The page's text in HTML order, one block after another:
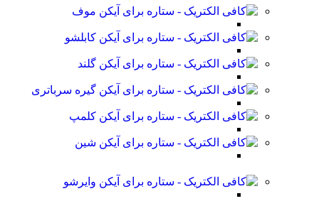
موف
کابلشو
گلند
گیره سرباتری
کلمپ
شین
وایرشو